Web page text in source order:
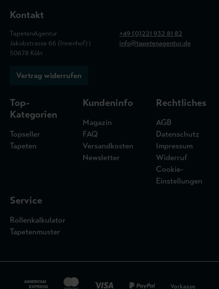
Kontakt
TapetenAgentur
Jakobstrasse 66 (Innenhof) |
50678 Köln
+49 (0)221 932 81 82
info@tapetenagentur.de
Vertrag widerrufen
Top-
Kategorien
Topseller
Tapeten
Kundeninfo
Magazin
FAQ
Versandkosten
Newsletter
Rechtliches
AGB
Datenschutz
Impressum
Widerruf
Cookie-
Einstellungen
Service
Rollenkalkulator
Tapetenmuster